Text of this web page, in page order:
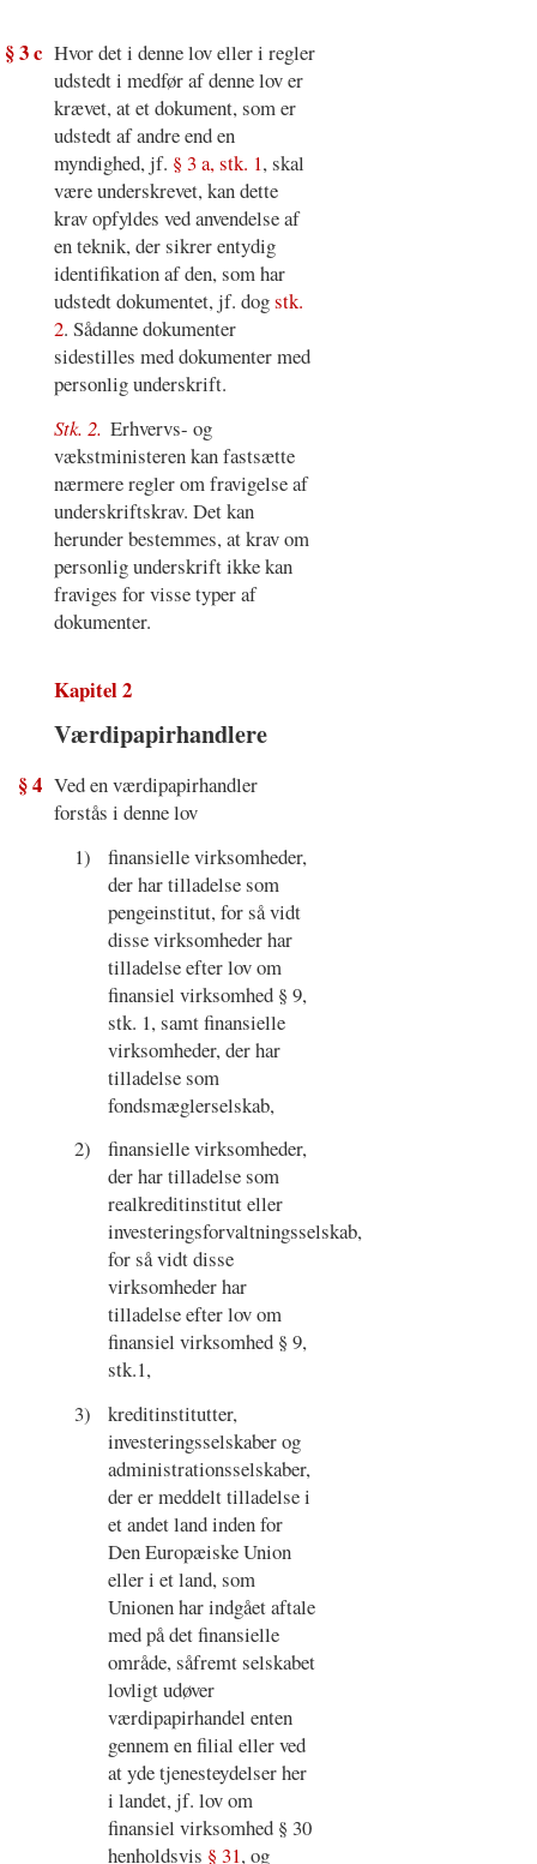
§ 3 c Hvor det i denne lov eller i regler
udstedt i medfør af denne lov er
krævet, at et dokument, som er
udstedt af andre end en
myndighed, jf. § 3 a, stk. 1, skal
være underskrevet, kan dette
krav opfyldes ved anvendelse af
en teknik, der sikrer entydig
identifikation af den, som har
udstedt dokumentet, jf. dogstk.
2. Sådanne dokumenter
sidestilles med dokumenter med
personlig underskrift.
Stk. 2. Erhvervs- og
vækstministeren kan fastsætte
nærmere regler om fravigelse af
underskriftskrav. Det kan
herunder bestemmes, at krav om
personlig underskrift ikke kan
fraviges for visse typer af
dokumenter.
Kapitel 2
Værdipapirhandlere
§ 4 Ved en værdipapirhandler
forstås i denne lov
1)
finansielle virksomheder,
der har tilladelse som
pengeinstitut, for så vidt
disse virksomheder har
tilladelse efter lov om
finansiel virksomhed § 9,
stk. 1, samt finansielle
virksomheder, der har
tilladelse som
fondsmæglerselskab,
2)
finansielle virksomheder,
der har tilladelse som
realkreditinstitut eller
investeringsforvaltningsselskab,
for så vidt disse
virksomheder har
tilladelse efter lov om
finansiel virksomhed § 9,
stk.1,
3)
kreditinstitutter,
investeringsselskaber og
administrationsselskaber,
der er meddelt tilladelse i
et andet land inden for
Den Europæiske Union
eller i et land, som
Unionen har indgået aftale
med på det finansielle
område, såfremt selskabet
lovligt udøver
værdipapirhandel enten
gennem en filial eller ved
at yde tjenesteydelser her
i landet, jf. lov om
finansiel virksomhed § 30
henholdsvis § 31, og